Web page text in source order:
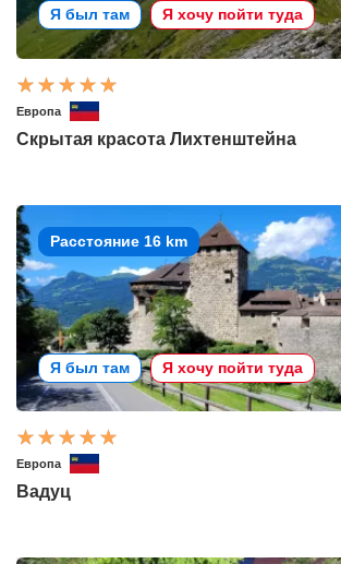
Я был там Я хочу пойти туда
Европа
Скрытая красота Лихтенштейна
Расстояние 16 km
Я был там Я хочу пойти туда
Европа
Вадуц